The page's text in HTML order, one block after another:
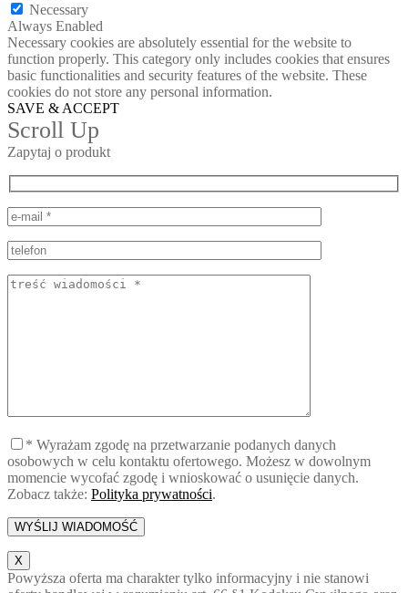
Necessary
Always Enabled
Necessary cookies are absolutely essential for the website to
function properly. This category only includes cookies that ensures
basic functionalities and security features of the website. These
cookies do not store any personal information.
SAVE & ACCEPT
Scroll Up
Zapytaj o produkt
* Wyrażam zgodę na przetwarzanie podanych danych
osobowych w celu kontaktu ofertowego. Możesz w dowolnym
momencie wycofać zgodę i wnioskować o usunięcie danych.
Zobacz także: Polityka prywatności.
X
Powyższa oferta ma charakter tylko informacyjny i nie stanowi